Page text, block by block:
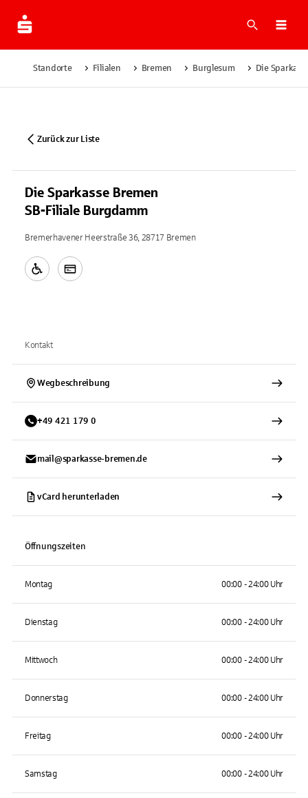
Suche
Standorte Filialen Bremen Burglesum Die
Zurück zur Liste
Die Sparkasse Bremen
SB-Filiale Burgdamm
Bremerhavener Heerstraße 36, 28717 Bremen
Kontakt
Wegbeschreibung
+49 421 179 0
mail@sparkasse-bremen.de
vCard herunterladen
Öffnungszeiten
Montag 00:00 - 24:00 Uhr
Dienstag 00:00 - 24:00 Uhr
Mittwoch 00:00 - 24:00 Uhr
Donnerstag 00:00 - 24:00 Uhr
Freitag 00:00 - 24:00 Uhr
Samstag 00:00 - 24:00 Uhr